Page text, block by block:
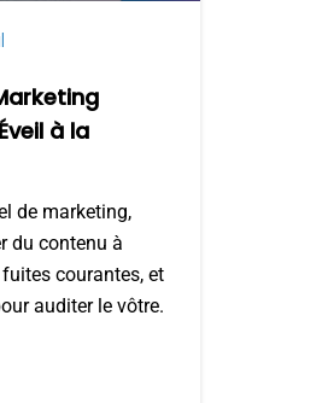
à la
de marketing,
du contenu à
courantes, et
auditer le vôtre.